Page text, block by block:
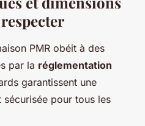
PMR obéit à des
par la réglementation
garantissent une
pour tous les